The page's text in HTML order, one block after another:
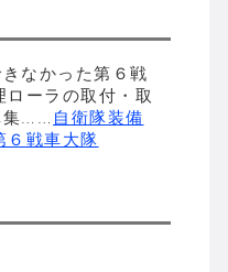
なかった第６戦
ーラの取付・取
集…… 自衛隊装備
戦車大隊